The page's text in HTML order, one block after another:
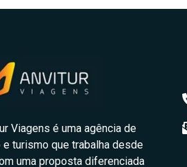
Viagens é uma agência de
e turismo que trabalha desde
uma proposta diferenciada